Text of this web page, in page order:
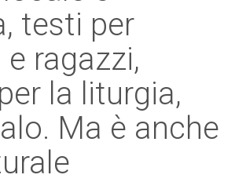
testi per
ragazzi,
la liturgia,
Ma è anche